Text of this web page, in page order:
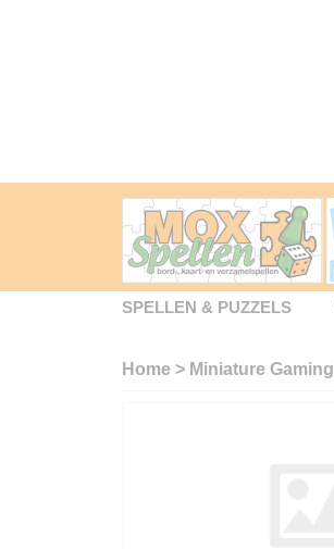
SPELLEN & PUZZELS
Home > Miniature Gaming